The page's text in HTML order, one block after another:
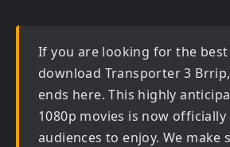
If you are looking for the
download Transporter 3 Brrip
ends here. This highly
1080p movies is now
audiences to enjoy. We make